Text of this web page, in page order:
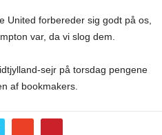
United forbereder sig godt på os,
var, da vi slog dem.
sejr på torsdag pengene
af bookmakers.